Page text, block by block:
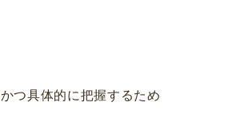
つ具体的に把握するため